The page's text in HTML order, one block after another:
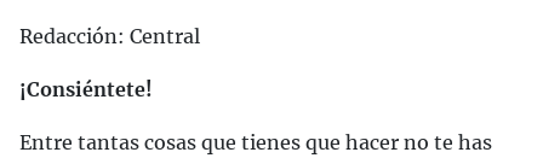
Redacción: Central
¡Consiéntete!
Entre tantas cosas que tienes que hacer no te has